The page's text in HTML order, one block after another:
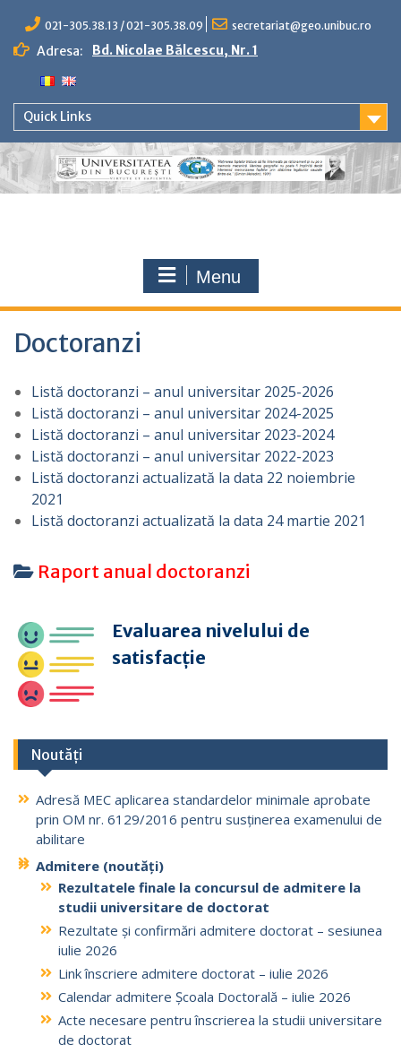
content
021-305.38.13 / 021-305.38.09 secretariat@geo.unibuc.ro
Adresa: Bd. Nicolae Bălcescu, Nr. 1
Quick Links
Menu
Doctoranzi
Listă doctoranzi – anul universitar 2025-2026
Listă doctoranzi – anul universitar 2024-2025
Listă doctoranzi – anul universitar 2023-2024
Listă doctoranzi – anul universitar 2022-2023
Listă doctoranzi actualizată la data 22 noiembrie
2021
Listă doctoranzi actualizată la data 24 martie 2021
Raport anual doctoranzi
Evaluarea nivelului de
satisfacție
Noutăți
Adresă MEC aplicarea standardelor minimale aprobate
prin OM nr. 6129/2016 pentru susținerea examenului de
abilitare
Admitere (noutăți)
Rezultatele finale la concursul de admitere la
studii universitare de doctorat
Rezultate și confirmări admitere doctorat – sesiunea
iulie 2026
Link înscriere admitere doctorat – iulie 2026
Calendar admitere Școala Doctorală – iulie 2026
Acte necesare pentru înscrierea la studii universitare
de doctorat